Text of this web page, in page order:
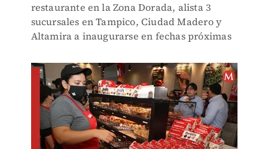
restaurante en la Zona Dorada, alista 3
sucursales en Tampico, Ciudad Madero y
Altamira a inaugurarse en fechas próximas